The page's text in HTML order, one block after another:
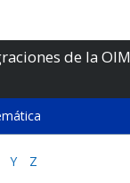
de la OIM
Y Z